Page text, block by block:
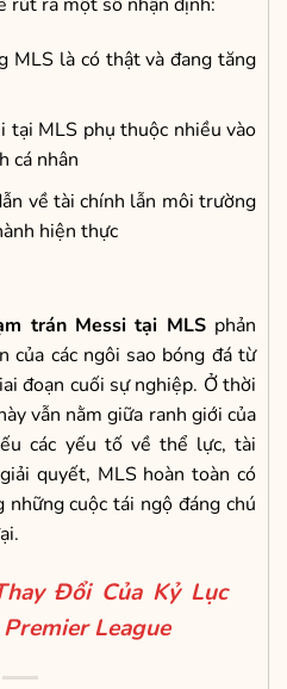
MLS là có thật và đang tăng
tại MLS phụ thuộc nhiều vào
cá nhân
về tài chính lẫn môi trường
hiện thực
trán Messi tại MLSphản
của các ngôi sao bóng đá từ
đoạn cuối sự nghiệp. Ở thời
vẫn nằm giữa ranh giới của
các yếu tố về thể lực, tài
quyết, MLS hoàn toàn có
cuộc tái ngộ đáng chú
Đổi Của Kỷ Lục
League